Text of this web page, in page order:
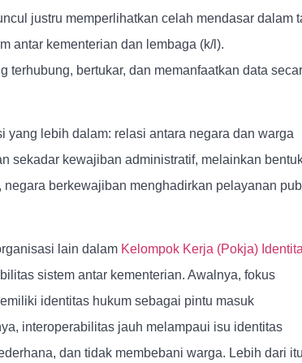
justru memperlihatkan celah mendasar dalam
antar kementerian dan lembaga (k/l).
terhubung, bertukar, dan memanfaatkan data
yang lebih dalam: relasi antara negara dan warga
sekadar kewajiban administratif, melainkan
berkewajiban menghadirkan pelayanan
lain dalam Kelompok Kerja (Pokja)
sistem antar kementerian. Awalnya, fokus
identitas hukum sebagai pintu masuk
interoperabilitas jauh melampaui isu identitas
dan tidak membebani warga. Lebih dari